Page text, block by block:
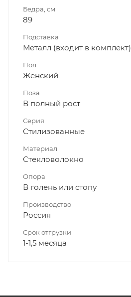
Бедра, см
89
Подставка
Металл (входит в комплект)
Пол
Женский
Поза
В полный рост
Серия
Стилизованные
Материал
Стекловолокно
Опора
В голень или стопу
Производство
Россия
Срок отгрузки
1-1,5 месяца